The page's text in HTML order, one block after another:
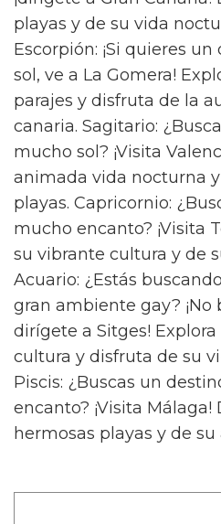
playas y de su vida
Escorpión: ¡Si quieres
sol, ve a La Gomera!
parajes y disfruta de la
canaria. Sagitario:
mucho sol? ¡Visita
animada vida nocturna
playas. Capricornio:
mucho encanto? ¡Visita
su vibrante cultura y de
Acuario: ¿Estás
gran ambiente gay? ¡No
dirígete a Sitges!
cultura y disfruta de su
Piscis: ¿Buscas un
encanto? ¡Visita Málaga!
hermosas playas y de